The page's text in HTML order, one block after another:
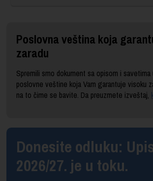
Poslovna veština koja
zaradu
Spremili smo dokument sa opisom i savetima
poslovne veštine koja Vam garantuje visoku
na to čime se bavite. Da preuzmete izveštaj,
Donesite odluku:
2026/27. je u toku.